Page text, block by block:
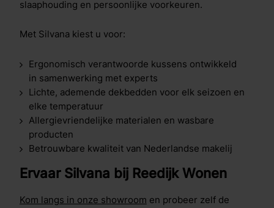
slaaphouding en persoonlijke voorkeuren.
Met Silvana kiest u voor:
Ergonomisch verantwoorde kussens ontwikkeld
in samenwerking met experts
Lichte, ademende dekbedden voor elk seizoen en
elke temperatuur
Allergievriendelijke materialen en wasbare
producten
Betrouwbare kwaliteit van Nederlandse makelij
Ervaar Silvana bij Reedijk Wonen
Kom langs in onze showroom en probeer zelf de